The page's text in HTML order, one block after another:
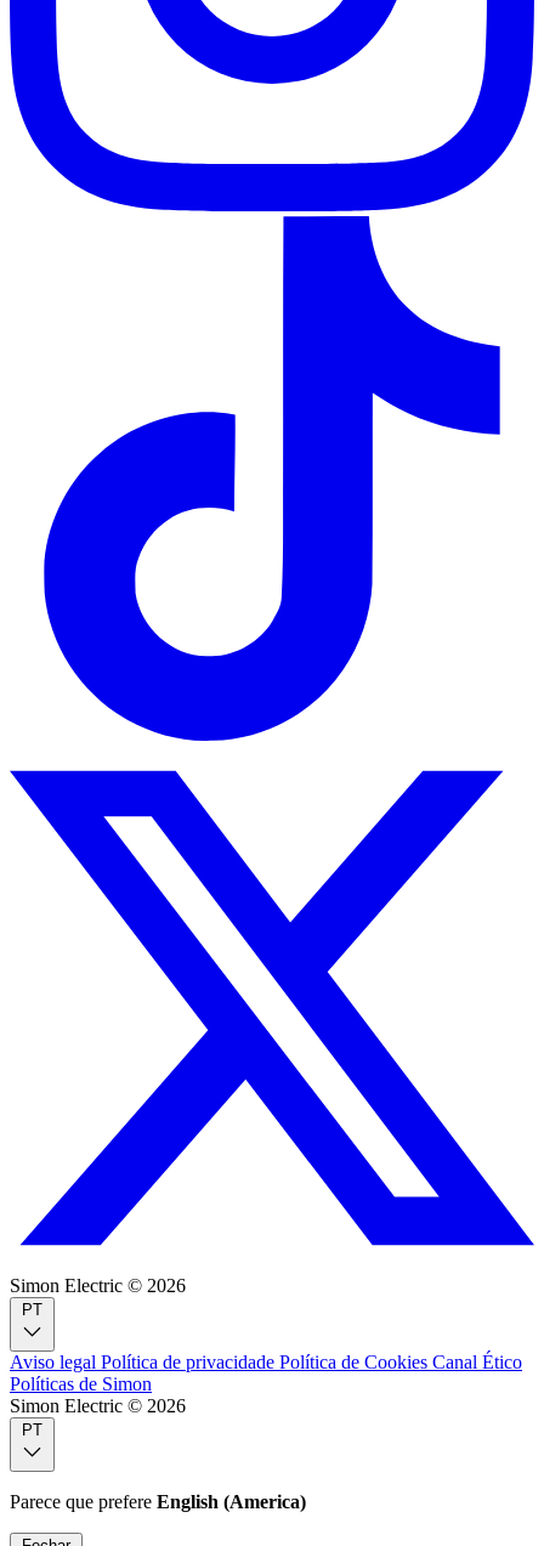
Simon Electric © 2026
Aviso legal Política de privacidade Política de Cookies Canal Ético
Políticas de Simon
Simon Electric © 2026
Parece que prefere English (America)